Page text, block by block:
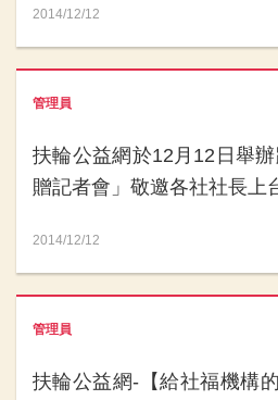
2014/12/12
管理員
扶輪公益網於12月12日舉
贈記者會」敬邀各社社長上
2014/12/12
管理員
扶輪公益網-【給社福機構